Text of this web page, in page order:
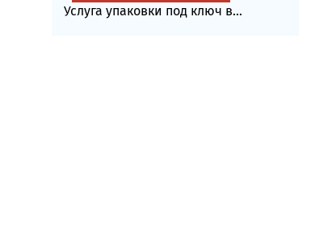
Услуга упаковки под ключ в...